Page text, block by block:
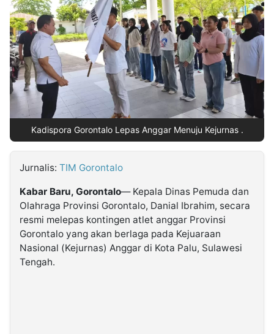
Insight
NTB
Suara
Time
Lens
IDN
Daily
Jogja
Jalan
Rakyat
Idealita
News
Kita
Notice
Dinamikapost.com
Radar
Baru
Seedbacklink
Follow
Kabarbaru
Kabarbaru.co
Kadispora Gorontalo Lepas Anggar Menuju Kejurnas .
Jurnalis: TIM Gorontalo
Kabar Baru, Gorontalo— Kepala Dinas Pemuda dan
Olahraga Provinsi Gorontalo, Danial Ibrahim, secara
resmi melepas kontingen atlet anggar Provinsi
Gorontalo yang akan berlaga pada Kejuaraan
Nasional (Kejurnas) Anggar di Kota Palu, Sulawesi
Tengah.